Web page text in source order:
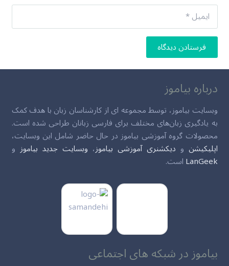
فرستادن دیدگاه
درباره بیاموز
وبسایت بیاموز، توسط مجموعه ای از کارشناسان زبان با هدف کمک
به یادگیری زبان‌های مختلف برای فارسی زبانان طراحی شده است.
محصولات گروه آموزشی بیاموز در حال حاضر شامل این وبسایت،
اپلیکیشن و دیکشنری آموزشی بیاموز، وبسایت جدید بیاموز و
LanGeekاست.
بیاموز در شبکه های اجتماعی